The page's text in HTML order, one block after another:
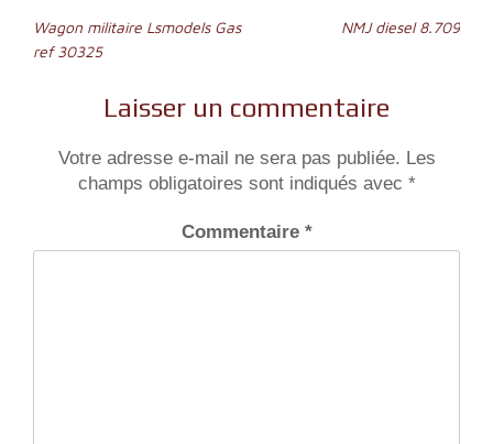
Navigation
de
l’article
Wagon militaire Lsmodels Gas
ref 30325
NMJ diesel 8.709
Laisser un commentaire
Votre adresse e-mail ne sera pas publiée. Les
champs obligatoires sont indiqués avec *
Commentaire *